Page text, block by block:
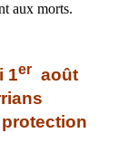
aux morts.
1er août